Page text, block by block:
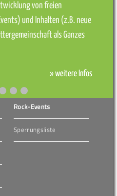
von freien
und Inhalten (z.B. neue
als Ganzes
» weitere Infos
Rock-Events
Sperrungsliste